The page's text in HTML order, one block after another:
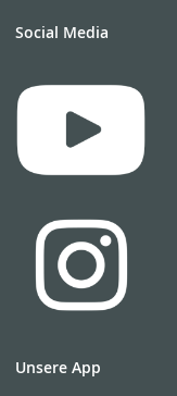
Social Media
Unsere App